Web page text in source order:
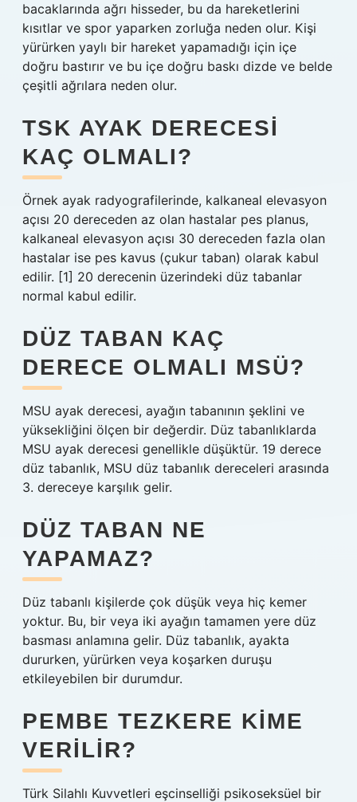
bacaklarında ağrı hisseder, bu da hareketlerini
kısıtlar ve spor yaparken zorluğa neden olur. Kişi
yürürken yaylı bir hareket yapamadığı için içe
doğru bastırır ve bu içe doğru baskı dizde ve belde
çeşitli ağrılara neden olur.
TSK AYAK DERECESI
KAÇ OLMALI?
Örnek ayak radyografilerinde, kalkaneal elevasyon
açısı 20 dereceden az olan hastalar pes planus,
kalkaneal elevasyon açısı 30 dereceden fazla olan
hastalar ise pes kavus (çukur taban) olarak kabul
edilir. [1] 20 derecenin üzerindeki düz tabanlar
normal kabul edilir.
DÜZ TABAN KAÇ
DERECE OLMALI MSÜ?
MSU ayak derecesi, ayağın tabanının şeklini ve
yüksekliğini ölçen bir değerdir. Düz tabanlıklarda
MSU ayak derecesi genellikle düşüktür. 19 derece
düz tabanlık, MSU düz tabanlık dereceleri arasında
3. dereceye karşılık gelir.
DÜZ TABAN NE
YAPAMAZ?
Düz tabanlı kişilerde çok düşük veya hiç kemer
yoktur. Bu, bir veya iki ayağın tamamen yere düz
basması anlamına gelir. Düz tabanlık, ayakta
dururken, yürürken veya koşarken duruşu
etkileyebilen bir durumdur.
PEMBE TEZKERE KIME
VERILIR?
Türk Silahlı Kuvvetleri eşcinselliği psikoseksüel bir